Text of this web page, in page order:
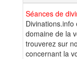
Séances de
domaine de la
trouverez sur
concernant la